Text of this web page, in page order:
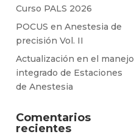
Curso PALS 2026
POCUS en Anestesia de
precisión Vol. II
Actualización en el manejo
integrado de Estaciones
de Anestesia
Comentarios
recientes